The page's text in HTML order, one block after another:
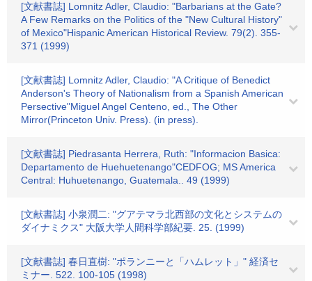
[文献書誌] Lomnitz Adler, Claudio: "Barbarians at the Gate?
A Few Remarks on the Politics of the "New Cultural History"
of Mexico"Hispanic American Historical Review. 79(2). 355-
371 (1999)
[文献書誌] Lomnitz Adler, Claudio: "A Critique of Benedict
Anderson's Theory of Nationalism from a Spanish American
Persective"Miguel Angel Centeno, ed., The Other
Mirror(Princeton Univ. Press). (in press).
[文献書誌] Piedrasanta Herrera, Ruth: "Informacion Basica:
Departamento de Huehuetenango"CEDFOG; MS America
Central: Huhuetenango, Guatemala.. 49 (1999)
[文献書誌] 小泉潤二: "グアテマラ北西部の文化とシステムの
ダイナミクス" 大阪大学人間科学部紀要. 25. (1999)
[文献書誌] 春日直樹: "ポランニーと「ハムレット」" 経済セ
ミナー. 522. 100-105 (1998)